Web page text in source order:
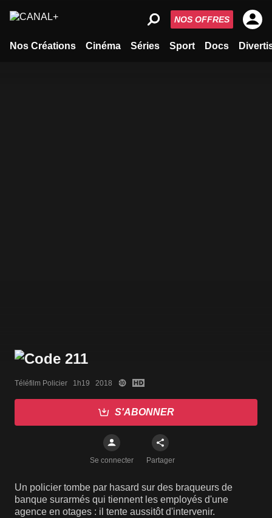
Nos Créations Cinéma Séries Sport Docs
NOS OFFRES
Téléfilm Policier   1h19   2018
S'ABONNER
Se connecter Partager
Un policier tombe par hasard sur des braqueurs de
banque surarmés qui tiennent les employés d'une
agence en otages : il tente aussitôt d'intervenir.